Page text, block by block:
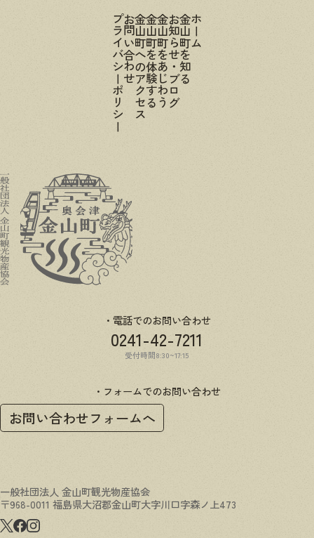
ホーム
金山町を知る
お知らせ・ブログ
金山町をあじわう
金山町を体験する
金山町へのアクセス
お問い合わせ
プライバシーポリシー
電話でのお問い合わせ
0241-42-7211
受付時間8:30~17:15
フォームでのお問い合わせ
お問い合わせフォームへ
一般社団法人 金山町観光物産協会
〒968-0011 福島県大沼郡金山町大字川口字森ノ上473